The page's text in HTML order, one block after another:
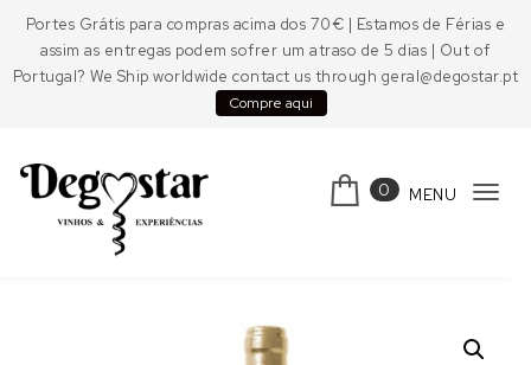
Portes Grátis para compras acima dos 70€ | Estamos de Férias e
assim as entregas podem sofrer um atraso de 5 dias | Out of
Portugal? We Ship worldwide contact us through geral@degostar.pt
Compre aqui
0 MENU